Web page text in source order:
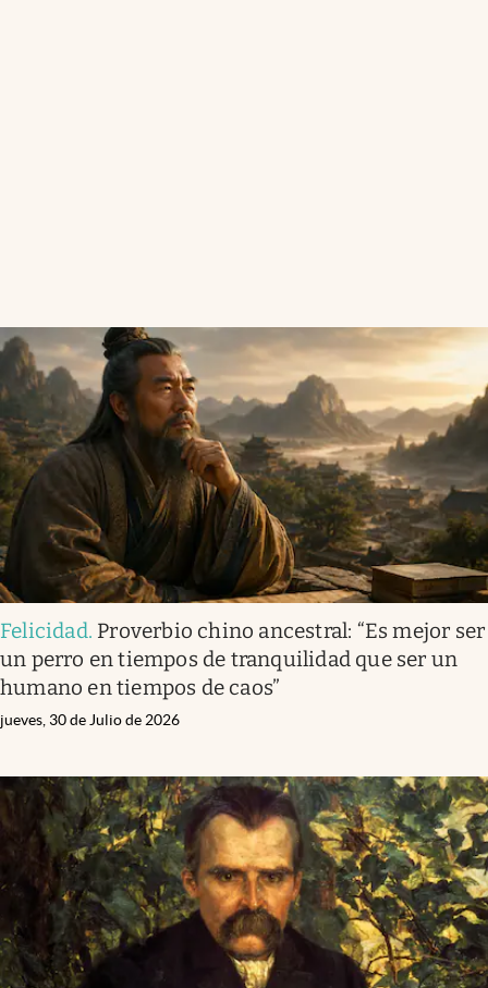
Felicidad. Proverbio chino ancestral: “Es mejor ser
un perro en tiempos de tranquilidad que ser un
humano en tiempos de caos”
jueves, 30 de Julio de 2026